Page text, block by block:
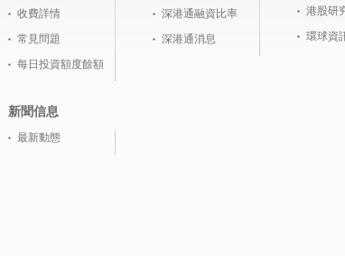
收費詳情
常見問題
每日投資額度餘額
新聞信息
最新動態
深港通融資比率
深港通消息
港股研
環球資